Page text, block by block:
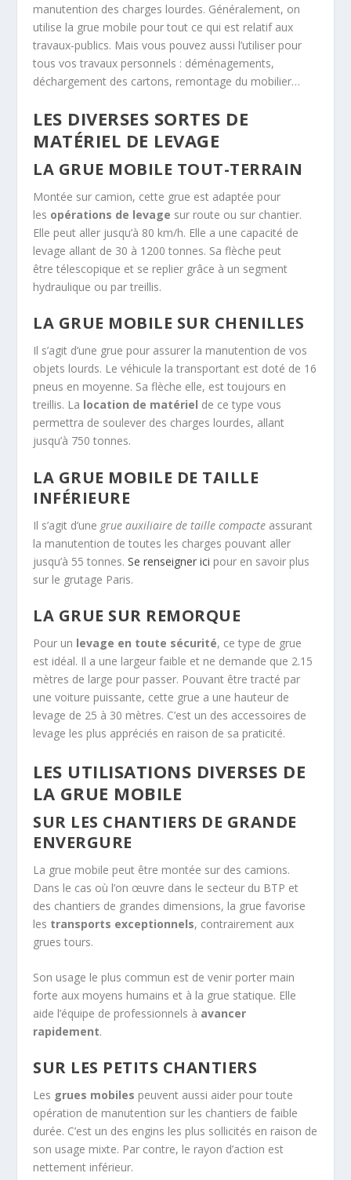
manutention des charges lourdes. Généralement, on
utilise la grue mobile pour tout ce qui est relatif aux
travaux-publics. Mais vous pouvez aussi l’utiliser pour
tous vos travaux personnels : déménagements,
déchargement des cartons, remontage du mobilier…
LES DIVERSES SORTES DE
MATÉRIEL DE LEVAGE
LA GRUE MOBILE TOUT-TERRAIN
Montée sur camion, cette grue est adaptée pour
les opérations de levage sur route ou sur chantier.
Elle peut aller jusqu’à 80 km/h. Elle a une capacité de
levage allant de 30 à 1200 tonnes. Sa flèche peut
être télescopique et se replier grâce à un segment
hydraulique ou par treillis.
LA GRUE MOBILE SUR CHENILLES
Il s’agit d’une grue pour assurer la manutention de vos
objets lourds. Le véhicule la transportant est doté de 16
pneus en moyenne. Sa flèche elle, est toujours en
treillis. La location de matériel de ce type vous
permettra de soulever des charges lourdes, allant
jusqu’à 750 tonnes.
LA GRUE MOBILE DE TAILLE
INFÉRIEURE
Il s’agit d’une grue auxiliaire de taille compacte assurant
la manutention de toutes les charges pouvant aller
jusqu’à 55 tonnes.Se renseigner ici pour en savoir plus
sur le grutage Paris.
LA GRUE SUR REMORQUE
Pour un levage en toute sécurité, ce type de grue
est idéal. Il a une largeur faible et ne demande que 2.15
mètres de large pour passer. Pouvant être tracté par
une voiture puissante, cette grue a une hauteur de
levage de 25 à 30 mètres. C’est un des accessoires de
levage les plus appréciés en raison de sa praticité.
LES UTILISATIONS DIVERSES DE
LA GRUE MOBILE
SUR LES CHANTIERS DE GRANDE
ENVERGURE
La grue mobile peut être montée sur des camions.
Dans le cas où l’on œuvre dans le secteur du BTP et
des chantiers de grandes dimensions, la grue favorise
les transports exceptionnels, contrairement aux
grues tours.
Son usage le plus commun est de venir porter main
forte aux moyens humains et à la grue statique. Elle
aide l’équipe de professionnels à avancer
rapidement.
SUR LES PETITS CHANTIERS
Les grues mobiles peuvent aussi aider pour toute
opération de manutention sur les chantiers de faible
durée. C’est un des engins les plus sollicités en raison de
son usage mixte. Par contre, le rayon d’action est
nettement inférieur.